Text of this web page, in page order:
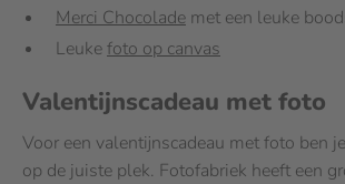
Merci Chocolade met een leuke
Leukefoto op canvas
Valentijnscadeau met foto
Voor een valentijnscadeau met foto ben
op de juiste plek. Fotofabriek heeft een